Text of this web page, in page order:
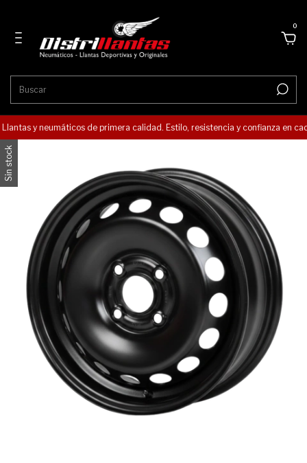
0
y neumáticos de primera calidad. Estilo, resistencia y confianza en
Sin stock